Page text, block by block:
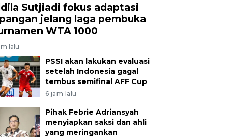
Sutjiadi fokus adaptasi
jelang laga pembuka
WTA 1000
lalu
PSSI akan lakukan evaluasi
setelah Indonesia gagal
tembus semifinal AFF Cup
6 jam lalu
Pihak Febrie Adriansyah
menyiapkan saksi dan ahli
yang meringankan